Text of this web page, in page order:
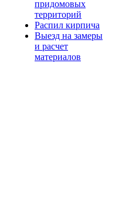
придомовых
территорий
Распил кирпича
Выезд на замеры
и расчет
материалов